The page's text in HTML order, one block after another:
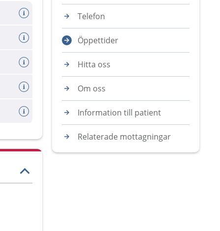
Telefon
Öppettider
Hitta oss
Om oss
Information till patient
Relaterade mottagningar